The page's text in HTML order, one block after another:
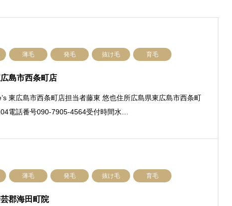
薄毛 発毛 抜け毛 育毛
広島市西条町店
東広島市西条町店担当者藤東 悠也住所広島県東広島市西条町
電話番号090-7905-4564受付時間水…
薄毛 発毛 抜け毛 育毛
芸郡海田町院